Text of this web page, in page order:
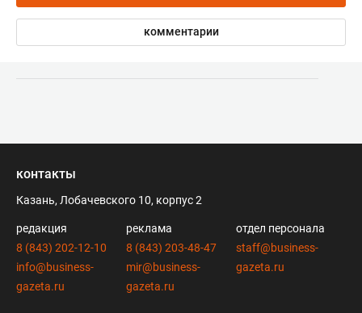
комментарии
контакты
Казань, Лобачевского 10, корпус 2
редакция
8 (843) 202-12-10
info@business-
gazeta.ru
реклама
8 (843) 203-48-47
mir@business-
gazeta.ru
отдел персонала
staff@business-
gazeta.ru